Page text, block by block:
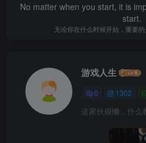
No matter when you start, it is
start.
无论你在什么时候开始，重要
游戏人生
0 1302
这家伙很懒，什么